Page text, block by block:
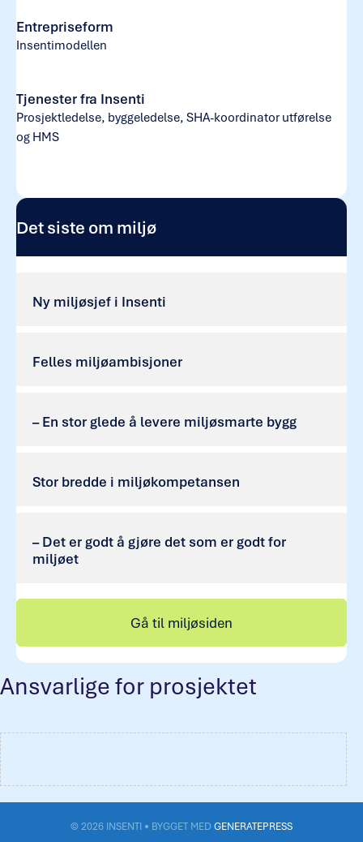
Entrepriseform
Insentimodellen
Tjenester fra Insenti
Prosjektledelse, byggeledelse, SHA-koordinator utførelse
og HMS
Det siste om miljø
Ny miljøsjef i Insenti
Felles miljøambisjoner
– En stor glede å levere miljøsmarte bygg
Stor bredde i miljøkompetansen
– Det er godt å gjøre det som er godt for
miljøet
Gå til miljøsiden
Ansvarlige for prosjektet
© 2026 INSENTI • BYGGET MED GENERATEPRESS